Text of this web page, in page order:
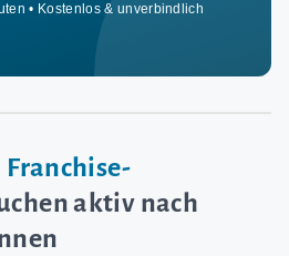
• Kostenlos & unverbindlich
aktiv nach